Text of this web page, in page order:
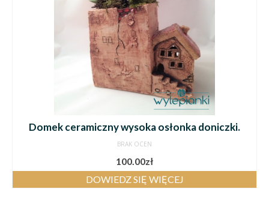
Domek ceramiczny wysoka osłonka doniczki.
BRAK OCEN
100.00zł
DOWIEDZ SIĘ WIĘCEJ